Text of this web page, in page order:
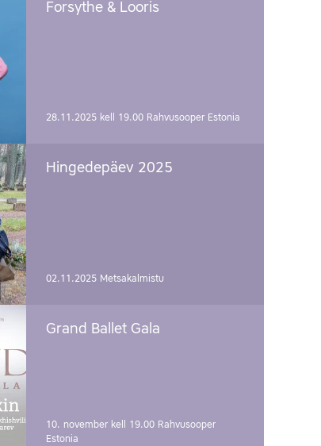
Forsythe & Looris
28.11.2025 kell 19.00 Rahvusooper Estonia
Hingedepäev 2025
02.11.2025 Metsakalmistu
Grand Ballet Gala
10. november kell 19.00 Rahvusooper
Estonia